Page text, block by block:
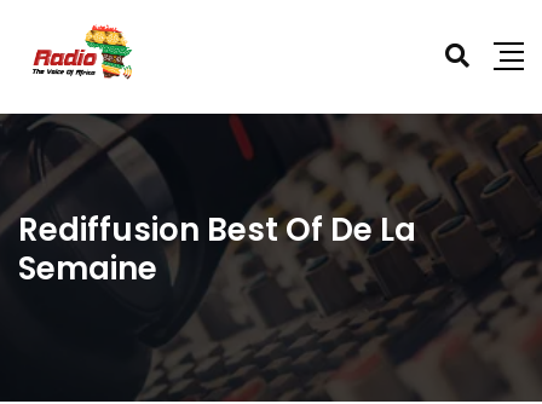
Rediffusion Best Of De La
Semaine